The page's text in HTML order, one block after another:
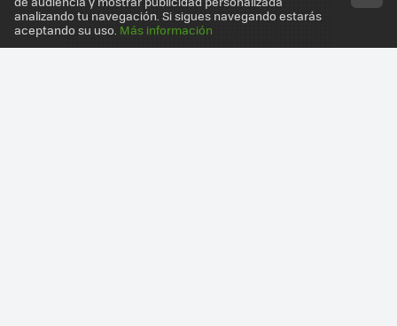
analizando tu navegación. Si sigues navegando estarás
aceptando su uso. Más información